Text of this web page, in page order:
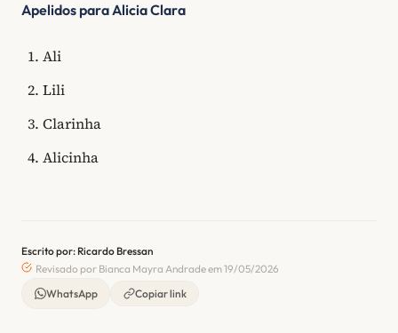
Apelidos para Alicia Clara
Ali
Lili
Clarinha
Alicinha
Escrito por: Ricardo Bressan
Revisado por Bianca Mayra Andrade em 19/05/2026
WhatsApp
Copiar link